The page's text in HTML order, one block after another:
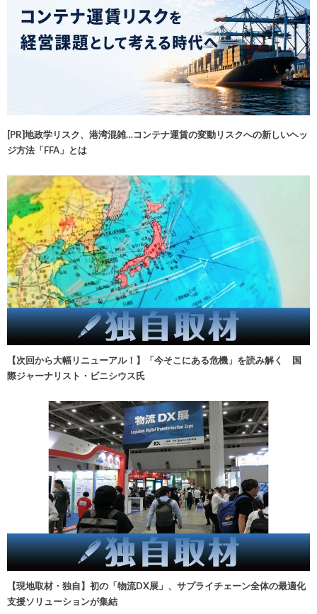
[PR]地政学リスク、港湾混雑…コンテナ運賃の変動リスクへの新しいヘッ
ジ方法「FFA」とは
【次回から大幅リニューアル！】「今そこにある危機」を読み解く 国
際ジャーナリスト・ビニシウス氏
【現地取材・独自】初の「物流DX展」、サプライチェーン全体の最適化
支援ソリューションが集結